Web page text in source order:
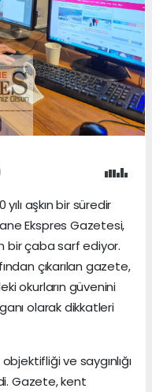
aşkın bir süredir
Ekspres Gazetesi,
bir çaba sarf ediyor.
çıkarılan gazete,
okurların güvenini
olarak dikkatleri
ve saygınlığı
Gazete, kent